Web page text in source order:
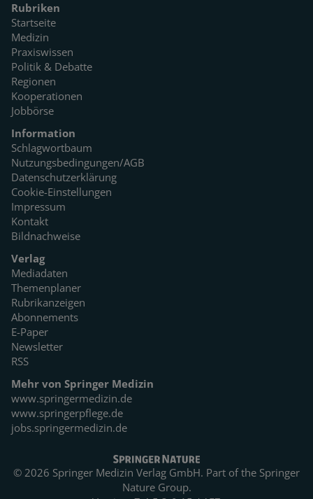
Rubriken
Startseite
Medizin
Praxiswissen
Politik & Debatte
Regionen
Kooperationen
Jobbörse
Information
Schlagwortbaum
Nutzungsbedingungen/AGB
Datenschutzerklärung
Cookie-Einstellungen
Impressum
Kontakt
Bildnachweise
Verlag
Mediadaten
Themenplaner
Rubrikanzeigen
Abonnements
E-Paper
Newsletter
RSS
Mehr von Springer Medizin
www.springermedizin.de
www.springerpflege.de
jobs.springermedizin.de
© 2026 Springer Medizin Verlag GmbH. Part of the Springer
Nature Group.